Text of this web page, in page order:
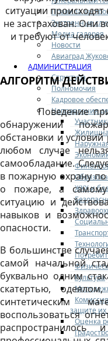
Правила
Экстренные
Медиа галерея
Новости
Авиаград
АДМИНИСТРАЦИЯ
Структура
Полномочия
Кадровое
Направления
ЖКХ и
Культура
защите их
Оценка
ситуации
не застрахован. Они
и требуют от
АЛГОРИТМ
Поведение при
обнаружении
обстановки и
любом случае
самообладание.
в пожарную охрану
о пожаре, а самому
ситуацию и
навыков и
опасности.
В большинстве
самой начальной
буквально одним
скатертью,
синтетическим
воспользоваться
распространилось